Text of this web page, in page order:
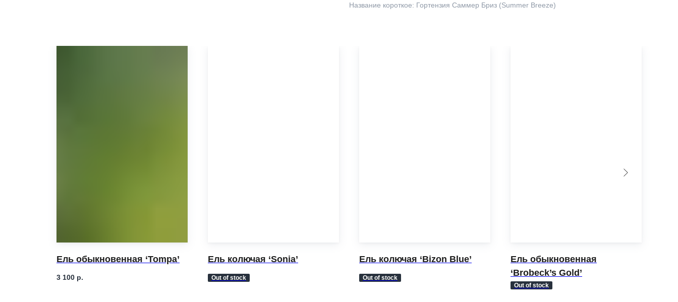
Название короткое: Гортензия Саммер Бриз (Summer Breeze)
Ель обыкновенная ‘Tompa’
3 100 р.
Ель колючая ‘Sonia’
Out of stock
Ель колючая ‘Bizon Blue’
Out of stock
Ель обыкновенная
‘Brobeck’s Gold’
Out of stock